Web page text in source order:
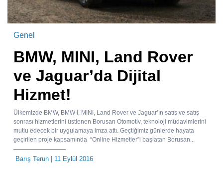
Genel
BMW, MINI, Land Rover
ve Jaguar’da Dijital
Hizmet!
Ülkemizde BMW, BMW i, MINI, Land Rover ve Jaguar’ın satış ve satış
sonrası hizmetlerini üstlenen Borusan Otomotiv, teknoloji müdavimlerini
mutlu edecek bir uygulamaya imza attı. Geçtiğimiz günlerde hayata
geçirilen proje kapsamında “Online Hizmetler”i başlatan Borusan...
Barış Terun | 11 Eylül 2016